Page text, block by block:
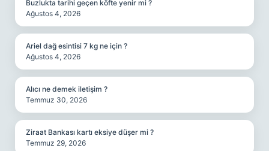
Buzlukta tarihi geçen köfte yenir mi ?
Ağustos 4, 2026
Ariel dağ esintisi 7 kg ne için ?
Ağustos 4, 2026
Alıcı ne demek iletişim ?
Temmuz 30, 2026
Ziraat Bankası kartı eksiye düşer mi ?
Temmuz 29, 2026